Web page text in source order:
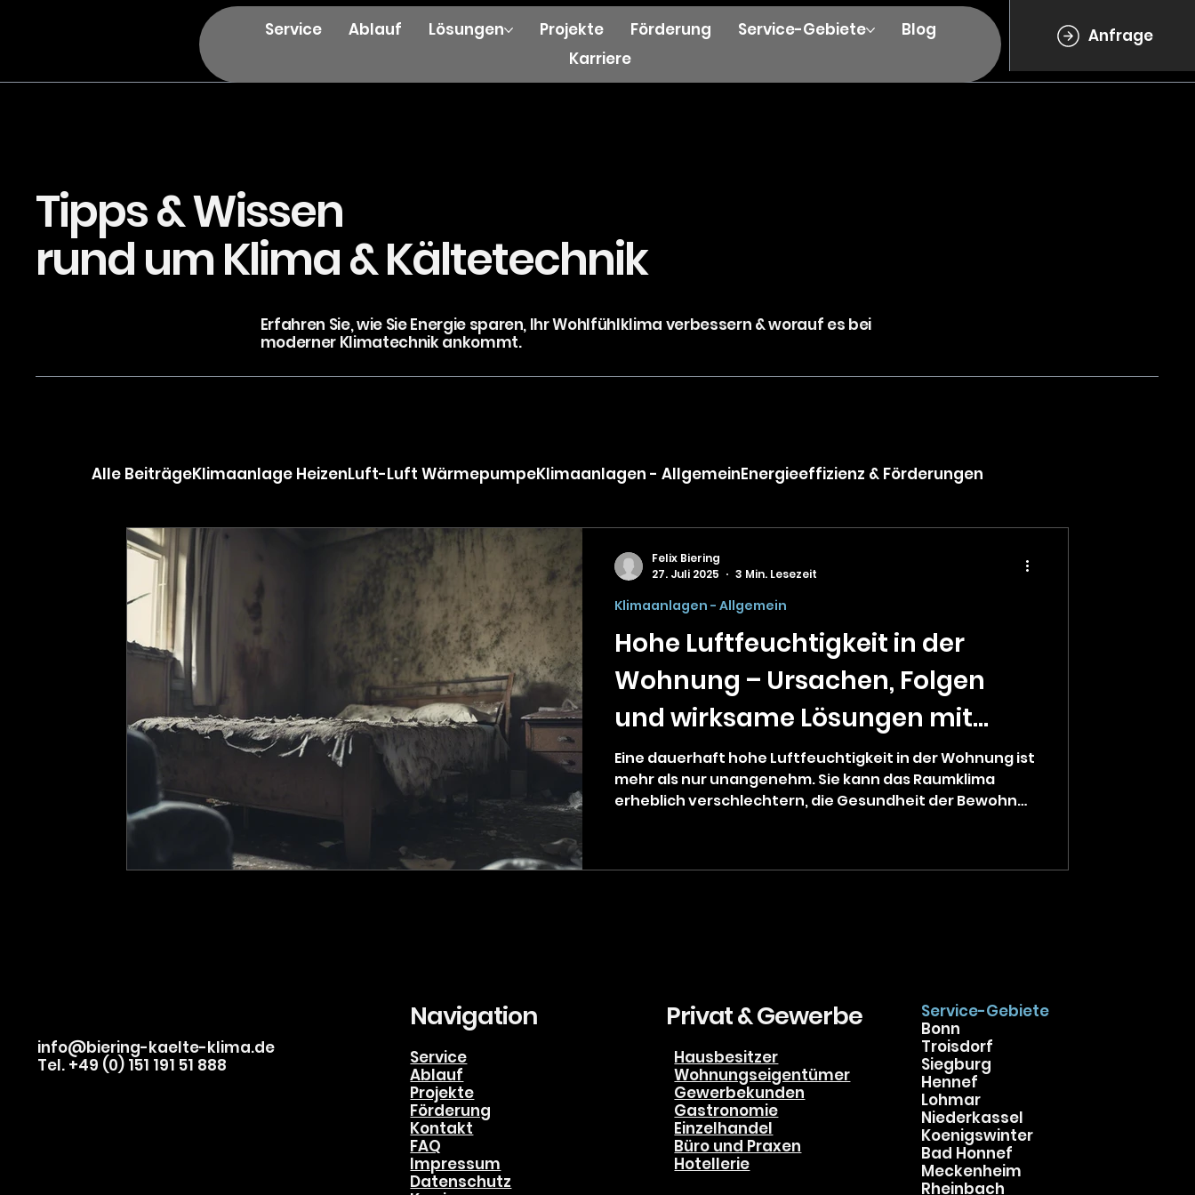
Service Ablauf Lösungen Projekte Förderung Service-Gebiete
Blog
Karriere
Anfrage
Tipps & Wissen
rund um Klima & Kältetechnik
Erfahren Sie, wie Sie Energie sparen, Ihr Wohlfühlklima verbessern & worauf es bei
moderner Klimatechnik ankommt.
Alle BeiträgeKlimaanlage HeizenLuft-Luft WärmepumpeKlimaanlagen - AllgemeinEnergieeffizienz & Förderungen
Projekt
Hohe Luftfeuchtigkeit in der
Wohnung – Ursachen, Folgen
und wirksame Lösungen mit
Klimaanlage & Wärmepumpe
Eine dauerhaft hohe Luftfeuchtigkeit in der Wohnung ist
mehr als nur unangenehm. Sie kann das Raumklima
erheblich verschlechtern, die Gesundheit der Bewohner
Beitrag erfahren Sie, welche Ursachen hinter zu hoher
Klimaanlagen - Allgemein
Felix Biering
27. Juli 2025
3 Min. Lesezeit
info@biering-kaelte-klima.de
Tel. +49 (0) 151 191 51 888
Navigation
Service
Ablauf
Projekte
Förderung
Kontakt
FAQ
Impressum
Datenschutz
Privat & Gewerbe
Hausbesitzer
Wohnungseigentümer
Gewerbekunden
Gastronomie
Einzelhandel
Büro und Praxen
Hotellerie
Service-Gebiete
Bonn
Troisdorf
Siegburg
Hennef
Lohmar
Niederkassel
Koenigswinter
Bad Honnef
Meckenheim
Rheinbach